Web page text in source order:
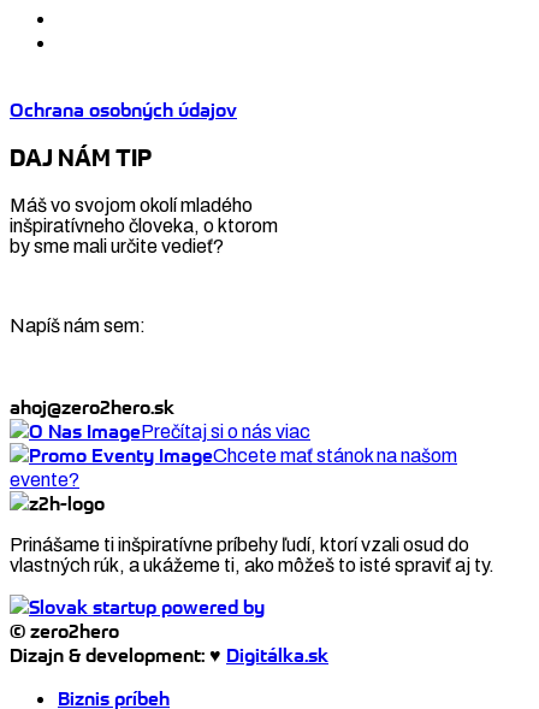
Ochrana osobných údajov
DAJ NÁM TIP
Máš vo svojom okolí mladého
inšpiratívneho človeka, o ktorom
by sme mali určite vedieť?
Napíš nám sem:
ahoj@zero2hero.sk
Prečítaj si o nás viac
Chcete mať stánok na našom
evente?
Prinášame ti inšpiratívne príbehy ľudí, ktorí vzali osud do
vlastných rúk, a ukážeme ti, ako môžeš to isté spraviť aj ty.
© zero2hero
Dizajn & development: ♥ Digitálka.sk
Biznis príbeh